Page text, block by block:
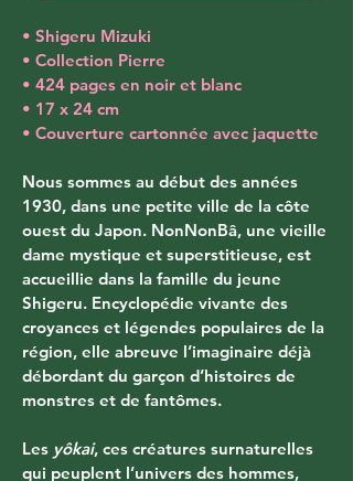
• Shigeru Mizuki
• Collection Pierre
• 424 pages en noir et blanc
• 17 x 24 cm
• Couverture cartonnée avec jaquette
Nous sommes au début des années
1930, dans une petite ville de la côte
ouest du Japon. NonNonBâ, une vieille
dame mystique et superstitieuse, est
accueillie dans la famille du jeune
Shigeru. Encyclopédie vivante des
croyances et légendes populaires de la
région, elle abreuve l’imaginaire déjà
débordant du garçon d’histoires de
monstres et de fantômes.
Les yôkai, ces créatures surnaturelles
qui peuplent l’univers des hommes,